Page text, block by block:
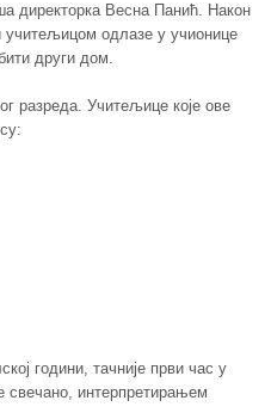
директорка Весна Панић. Након
учитељицом одлазе у учионице
други дом.
разреда. Учитељице које ове
години, тачније први час у
интерпретирањем